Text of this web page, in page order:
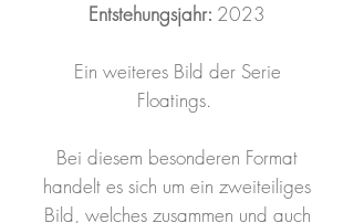
Entstehungsjahr: 2023
Ein weiteres Bild der Serie
Floatings.
Bei diesem besonderen Format
handelt es sich um ein zweiteiliges
Bild, welches zusammen und auch